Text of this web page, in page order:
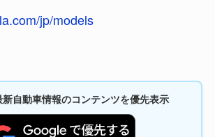
jp/models
自動車情報のコンテンツを優先表示